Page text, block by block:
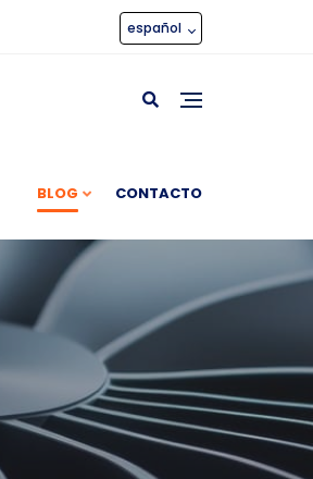
español
BLOG CONTACTO